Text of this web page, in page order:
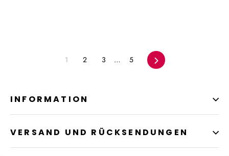
1 2 3 … 5 Vorwärts
INFORMATION
VERSAND UND RÜCKSENDUNGEN